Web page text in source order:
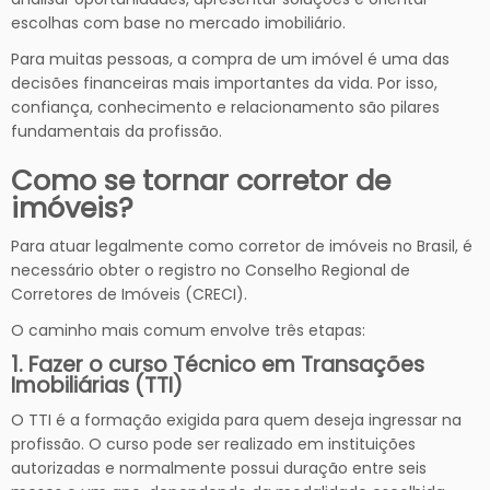
escolhas com base no mercado imobiliário.
Para muitas pessoas, a compra de um imóvel é uma das
decisões financeiras mais importantes da vida. Por isso,
confiança, conhecimento e relacionamento são pilares
fundamentais da profissão.
Como se tornar corretor de
imóveis?
Para atuar legalmente como corretor de imóveis no Brasil, é
necessário obter o registro no Conselho Regional de
Corretores de Imóveis (CRECI).
O caminho mais comum envolve três etapas:
1. Fazer o curso Técnico em Transações
Imobiliárias (TTI)
O TTI é a formação exigida para quem deseja ingressar na
profissão. O curso pode ser realizado em instituições
autorizadas e normalmente possui duração entre seis